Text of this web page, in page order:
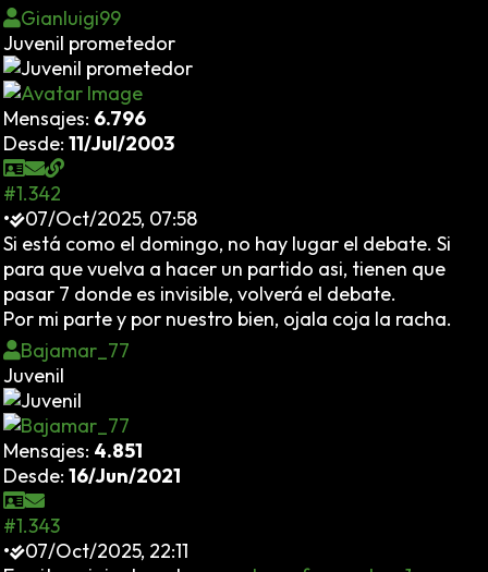
Gianluigi99
Juvenil prometedor
Mensajes: 6.796
Desde: 11/Jul/2003
#1.342
•
07/Oct/2025, 07:58
Si está como el domingo, no hay lugar el debate. Si
para que vuelva a hacer un partido asi, tienen que
pasar 7 donde es invisible, volverá el debate.
Por mi parte y por nuestro bien, ojala coja la racha.
Bajamar_77
Juvenil
Mensajes: 4.851
Desde: 16/Jun/2021
#1.343
•
07/Oct/2025, 22:11